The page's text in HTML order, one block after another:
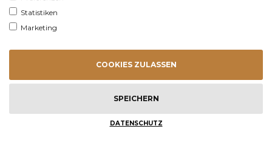
SITEMAP
Statistiken
Marketing
DATENSCHUTZ
SPEICHERN
COOKIES ZULASSEN